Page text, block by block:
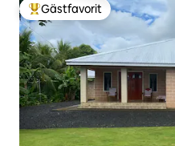
Populär gästfavorit
Gästfavorit